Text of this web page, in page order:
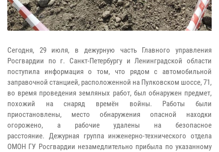
Сегодня, 29 июля, в дежурную часть Главного управления
Росгвардии по г. Санкт-Петербургу и Ленинградской области
поступила информация о том, что рядом с автомобильной
заправочной станцией, расположенной на Пулковском шоссе, 71,
во время проведения земляных работ, был обнаружен предмет,
похожий на снаряд времён войны. Работы были
приостановлены, место обнаружения опасной находки
огорожено, а рабочие удалены на безопасное
расстояние. Дежурная группа инженерно-технического отдела
ОМОН ГУ Росгвардии незамедлительно прибыла по указанному